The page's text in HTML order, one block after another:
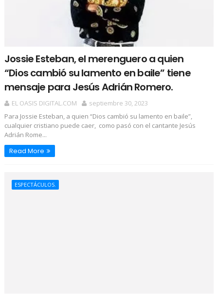
Jossie Esteban, el merenguero a quien
“Dios cambió su lamento en baile” tiene
mensaje para Jesús Adrián Romero.
EL OASIS DIGITAL.COM
septiembre 30, 2023
Para Jossie Esteban, a quien “Dios cambió su lamento en baile”,
cualquier cristiano puede caer, como pasó con el cantante Jesús
Adrián Rome...
Read More
ESPECTÁCULOS.